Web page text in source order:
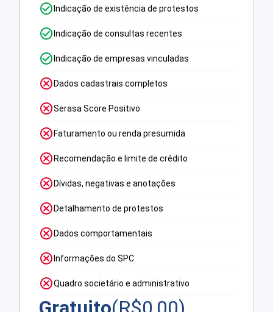
Indicação de existência de protestos
Indicação de consultas recentes
Indicação de empresas vinculadas
Dados cadastrais completos
Serasa Score Positivo
Faturamento ou renda presumida
Recomendação e limite de crédito
Dívidas, negativas e anotações
Detalhamento de protestos
Dados comportamentais
Informações do SPC
Quadro societário e administrativo